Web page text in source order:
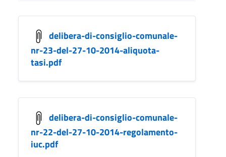
delibera-di-consiglio-comunale-
nr-23-del-27-10-2014-aliquota-
tasi.pdf
delibera-di-consiglio-comunale-
nr-22-del-27-10-2014-regolamento-
iuc.pdf